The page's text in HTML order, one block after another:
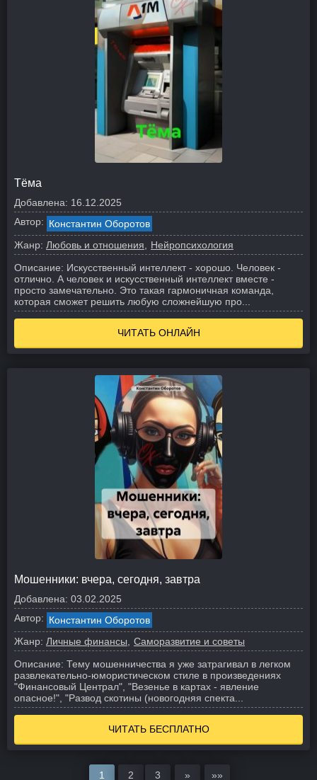
Тёма
Добавлена: 16.12.2025
Автор: Константин Оборотов
Жанр: Любовь и отношения
Нейропсихология
Описание: Искусственный интеллект - хорошо. Человек -
отлично. А человек и искусственный интеллект вместе -
просто замечательно. Это такая гармоничная команда,
которая сможет решить любую сложнейшую про...
ЧИТАТЬ ОНЛАЙН
Мошенники: вчера, сегодня, завтра
Добавлена: 03.02.2025
Автор: Константин Оборотов
Жанр: Личные финансы
Саморазвитие и советы
Описание: Тему мошенничества я уже затрагивал в легком
развлекательно-юмористическом стиле в произведениях
"Финансовый Централ", "Везенье в картах - явление
опасное!", "Развод скотины (новогодняя спекта...
ЧИТАТЬ БЕСПЛАТНО
1 2 3 » »»